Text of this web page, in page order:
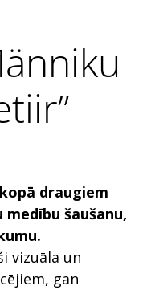
draugiem
šaušanu,
vizuāla un
gan